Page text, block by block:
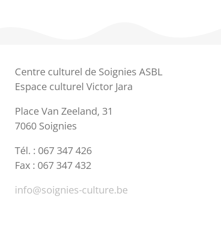
Centre culturel de Soignies ASBL
Espace culturel Victor Jara
Place Van Zeeland, 31
7060 Soignies
Tél. : 067 347 426
Fax : 067 347 432
info@soignies-culture.be